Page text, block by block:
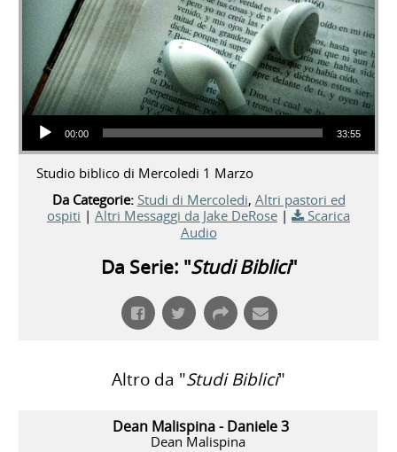
Audio Player
00:00 33:55
Studio biblico di Mercoledi 1 Marzo
Da Categorie: Studi di Mercoledi, Altri pastori ed
ospiti | Altri Messaggi da Jake DeRose |
Scarica
Audio
Da Serie: "Studi Biblici"
Altro da "Studi Biblici"
Dean Malispina - Daniele 3
Dean Malispina